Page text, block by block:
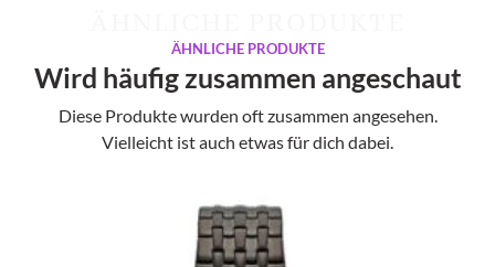
ÄHNLICHE PRODUKTE
Wird häufig zusammen angeschaut
Diese Produkte wurden oft zusammen angesehen.
Vielleicht ist auch etwas für dich dabei.